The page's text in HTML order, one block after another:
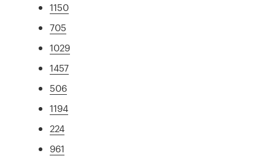
1150
705
1029
1457
506
1194
224
961